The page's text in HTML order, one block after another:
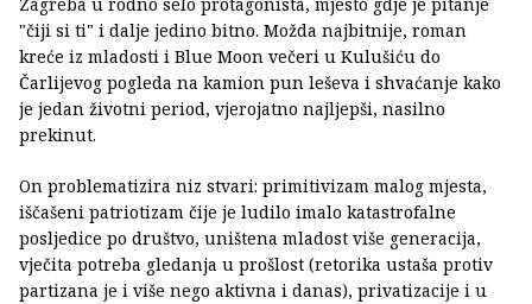
"čiji si ti" i dalje jedino bitno. Možda najbitnije, roman
kreće iz mladosti i Blue Moon večeri u Kulušiću do
Čarlijevog pogleda na kamion pun leševa i shvaćanje kako
je jedan životni period, vjerojatno najljepši, nasilno
prekinut.
On problematizira niz stvari: primitivizam malog mjesta,
iščašeni patriotizam čije je ludilo imalo katastrofalne
posljedice po društvo, uništena mladost više generacija,
vječita potreba gledanja u prošlost (retorika ustaša protiv
partizana je i više nego aktivna i danas), privatizacije i u